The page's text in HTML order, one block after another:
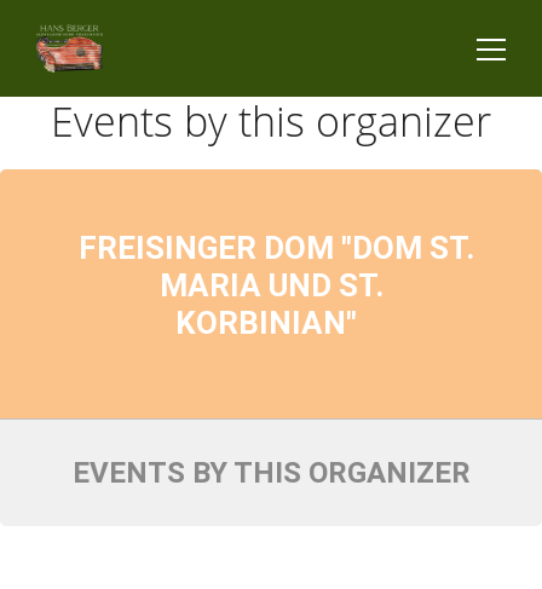
Events by this organizer
FREISINGER DOM "DOM ST.
MARIA UND ST.
KORBINIAN"
EVENTS BY THIS ORGANIZER